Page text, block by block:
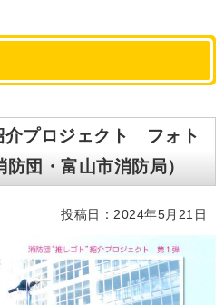
介プロジェクト フォト
団・富山市消防局）
投稿日：2024年5月21日